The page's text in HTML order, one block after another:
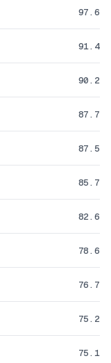
97.6
91.4
90.2
87.7
87.5
85.7
82.6
78.6
76.7
75.2
75.1